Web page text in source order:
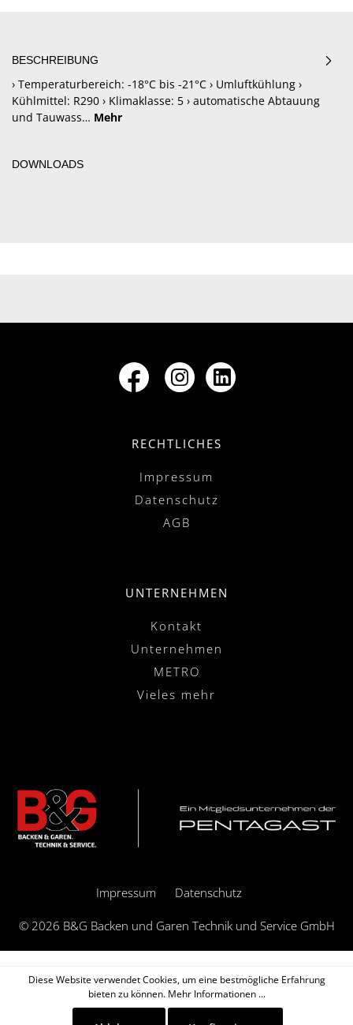
BESCHREIBUNG
› Temperaturbereich: -18°C bis -21°C › Umluftkühlung ›
Kühlmittel: R290 › Klimaklasse: 5 › automatische Abtauung
und Tauwass… Mehr
DOWNLOADS
RECHTLICHES
Impressum
Datenschutz
AGB
UNTERNEHMEN
Kontakt
Unternehmen
METRO
Vieles mehr
© 2026 B&G Backen und Garen Technik und Service GmbH
Impressum Datenschutz
Diese Website verwendet Cookies, um eine bestmögliche Erfahrung
bieten zu können. Mehr Informationen ...